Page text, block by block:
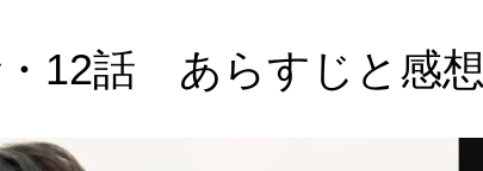
12話 あらすじと感想